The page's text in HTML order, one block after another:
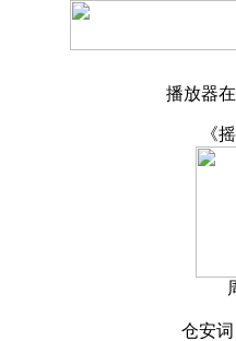
播放器
《
仓安